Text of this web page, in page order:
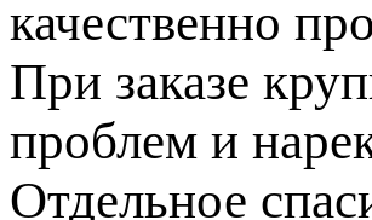
качественно
При заказе
проблем и
Отдельное